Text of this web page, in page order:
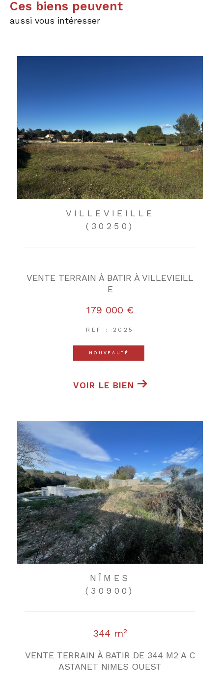
Ces biens peuvent
aussi vous intéresser
VILLEVIEILLE
(30250)
VENTE TERRAIN À BATIR À VILLEVIEILL
E
179 000 €
REF : 2025
NOUVEAUTÉ
VOIR LE BIEN
NÎMES
(30900)
344 m²
VENTE TERRAIN À BATIR DE 344 M2 A C
ASTANET NIMES OUEST